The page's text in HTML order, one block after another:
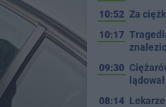
10:52 Za
10:17
09:30
08:14